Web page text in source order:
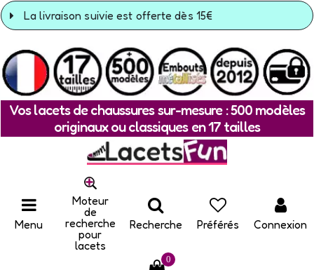
La livraison suivie est offerte dès 15€
Vos lacets de chaussures sur-mesure : 500 modèles
originaux ou classiques en 17 tailles
Menu
Moteur
de
recherche
pour
lacets
Recherche Préférés Connexion
0